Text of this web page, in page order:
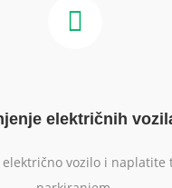
električnih
vozilo i naplatite